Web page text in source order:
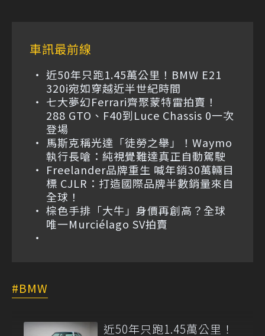
車訊最前線
近50年只跑1.45萬公里！BMW E21
320i宛如穿越近半世紀時間
七大夢幻Ferrari齊聚蒙特雷拍賣！
288 GTO、F40到Luce Chassis 0一次
登場
馬斯克稱光達「徒勞之舉」！Waymo
執行長嗆：純視覺難達真正自動駕駛
Freelander品牌重生 喊年銷30萬輛目
標 CJLR：打造國際品牌半數銷量來自
全球！
棕色手排「大牛」身價再創高？全球
唯一Murciélago SV拍賣
BMW
近50年只跑1.45萬公里！